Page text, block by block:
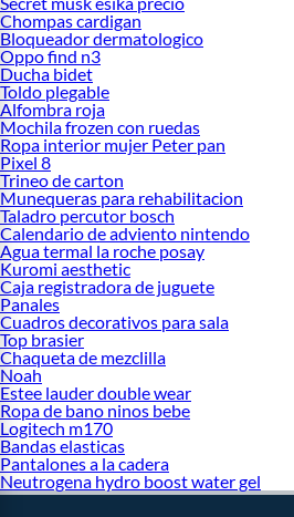
Chompas cardigan
Bloqueador dermatologico
Oppo find n3
Ducha bidet
Toldo plegable
Alfombra roja
Mochila frozen con ruedas
Ropa interior mujer Peter pan
Pixel 8
Trineo de carton
Munequeras para rehabilitacion
Taladro percutor bosch
Calendario de adviento nintendo
Agua termal la roche posay
Kuromi aesthetic
Caja registradora de juguete
Panales
Cuadros decorativos para sala
Top brasier
Chaqueta de mezclilla
Noah
Estee lauder double wear
Ropa de bano ninos bebe
Logitech m170
Bandas elasticas
Pantalones a la cadera
Neutrogena hydro boost water gel